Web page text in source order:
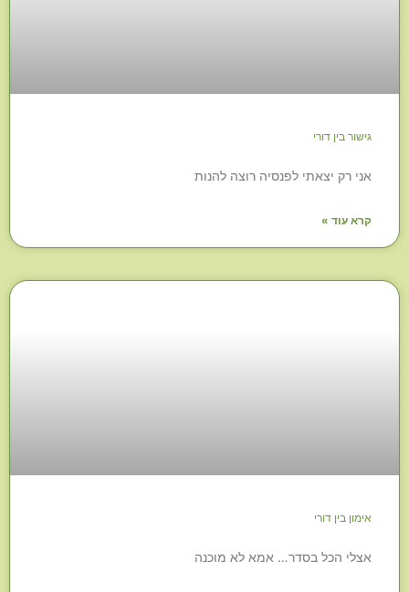
גישור בין דורי
אני רק יצאתי לפנסיה רוצה להנות
קרא עוד »
אימון בין דורי
אצלי הכל בסדר… אמא לא מוכנה